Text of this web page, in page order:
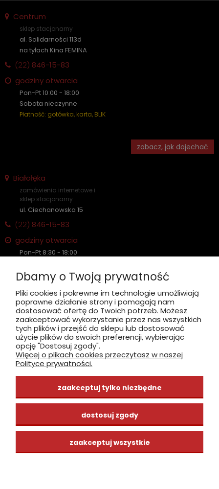
Centrum
sklep stacjonarny
al. Solidarności 113d
na tyłach Kina FEMINA
(22) 846-15-83
godziny otwarcia
Pon-Pt 10:00 - 18:00
Sobota nieczynne
Płatność: gotówka, karta, BLIK
zobacz, jak dojechać
Białołęka
zamówienia internetowe i
sklep stacjonarny
ul. Ciechanowska 15
(22) 846-15-83
godziny otwarcia
Pon-Pt 8:30 - 18:00
Płatność: gotówka, karta, BLIK
zobacz, jak dojechać
INFORMACJE
ZAKUPY
CENTRUM WIEDZY
Dbamy o Twoją prywatność
Pliki cookies i pokrewne im technologie umożliwiają
poprawne działanie strony i pomagają nam
dostosować ofertę do Twoich potrzeb. Możesz
zaakceptować wykorzystanie przez nas wszystkich
tych plików i przejść do sklepu lub dostosować
użycie plików do swoich preferencji, wybierając
opcję "Dostosuj zgody".
Więcej o plikach cookies przeczytasz w naszej
Polityce prywatności.
zaakceptuj tylko niezbędne
dostosuj zgody
zaakceptuj wszystkie